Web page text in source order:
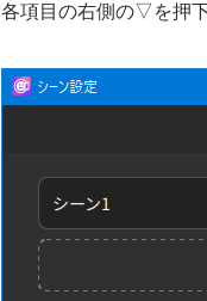
各項目の右側の▽を押